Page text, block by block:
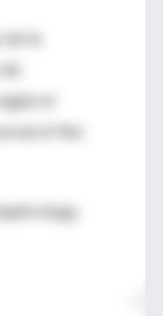
la
el
of the